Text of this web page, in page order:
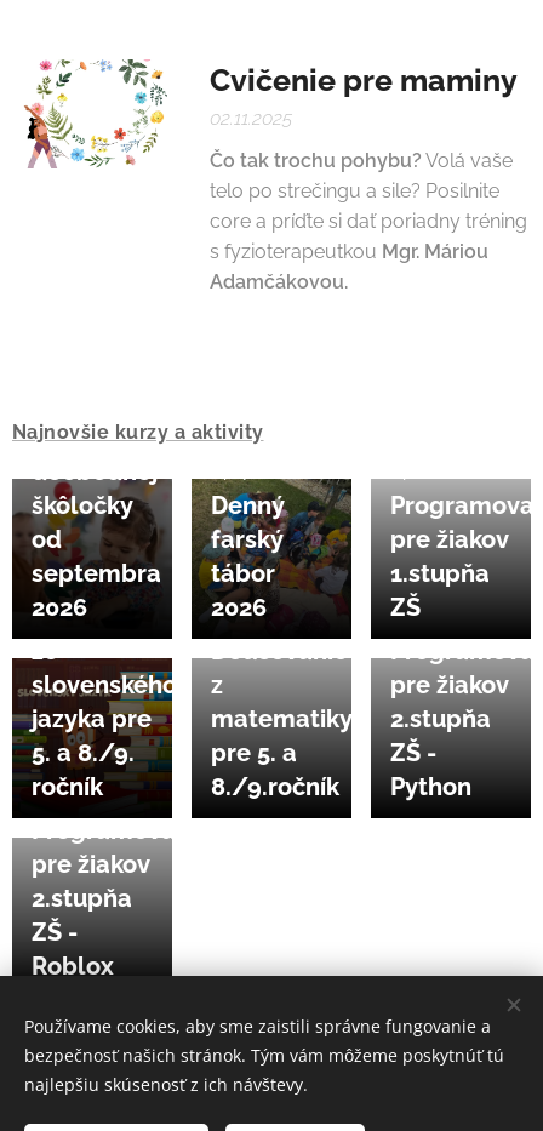
Cvičenie pre maminy
02.11.2025
Čo tak trochu pohybu? Volá vaše
telo po strečingu a sile? Posilnite
core a príďte si dať poriadny tréning
s fyzioterapeutkou Mgr. Máriou
Adamčákovou.
Najnovšie kurzy a aktivity
do
doobednej
škôločky
od
septembra
2026
Denný
farský
tábor
2026
pre žiakov
1.stupňa
ZŠ
13.06.2026
Doučovanie
slovenského
jazyka pre
5. a 8./9.
ročník
13.06.2026
z
matematiky
pre 5. a
8./9.ročník
12.06.2026
pre žiakov
2.stupňa
ZŠ -
Python
12.06.2026
pre žiakov
2.stupňa
ZŠ -
Roblox
© 2022 Centrum pre rodiny - Malé Rodinkovo, občianske
Používame cookies, aby sme zaistili správne fungovanie a
bezpečnosť našich stránok. Tým vám môžeme poskytnúť tú
najlepšiu skúsenosť z ich návštevy.